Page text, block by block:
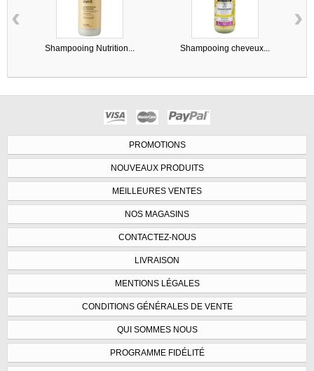
Shampooing Nutrition... Shampooing cheveux...
‹ ›
PROMOTIONS
NOUVEAUX PRODUITS
MEILLEURES VENTES
NOS MAGASINS
CONTACTEZ-NOUS
LIVRAISON
MENTIONS LÉGALES
CONDITIONS GÉNÉRALES DE VENTE
QUI SOMMES NOUS
PROGRAMME FIDÉLITÉ